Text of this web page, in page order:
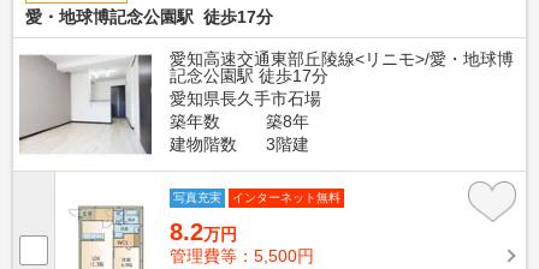
愛・地球博記念公園駅 徒歩17分
愛知高速交通東部丘陵線<リニモ>/愛・地球博
記念公園駅 徒歩17分
愛知県長久手市石場
築年数
築8年
建物階数
3階建
写真充実 インターネット無料
8.2万円
管理費等：5,500円